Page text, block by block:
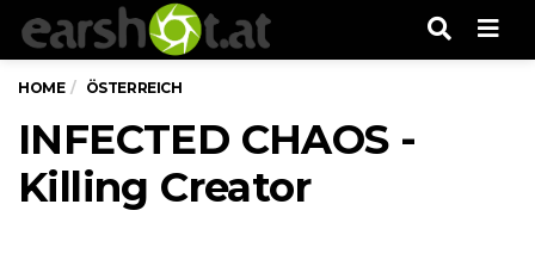
HOME ÖSTERREICH
INFECTED CHAOS -
Killing Creator